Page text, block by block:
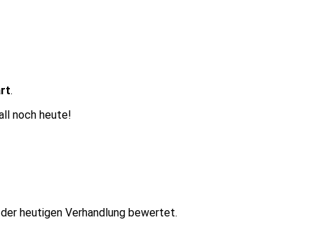
.
noch heute!
heutigen Verhandlung bewertet.